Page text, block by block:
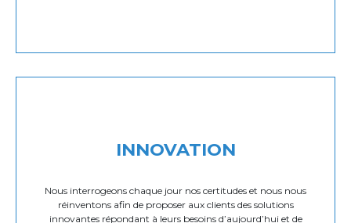
INNOVATION
Nous interrogeons chaque jour nos certitudes et nous nous
réinventons afin de proposer aux clients des solutions
innovantes répondant à leurs besoins d’aujourd’hui et de